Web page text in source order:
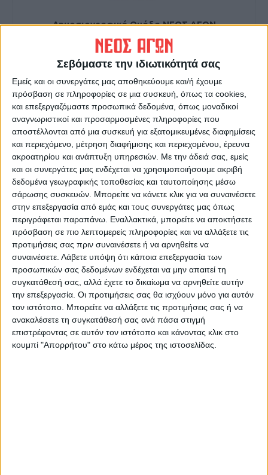
Σεβόμαστε την ιδιωτικότητά σας
Εμείς και οι συνεργάτες μας αποθηκεύουμε και/ή έχουμε
πρόσβαση σε πληροφορίες σε μια συσκευή, όπως τα cookies,
και επεξεργαζόμαστε προσωπικά δεδομένα, όπως μοναδικοί
αναγνωριστικοί και προσαρμοσμένες πληροφορίες που
αποστέλλονται από μια συσκευή για εξατομικευμένες διαφημίσεις
και περιεχόμενο, μέτρηση διαφήμισης και περιεχομένου, έρευνα
ακροατηρίου και ανάπτυξη υπηρεσιών. Με την άδειά σας, εμείς
και οι συνεργάτες μας ενδέχεται να χρησιμοποιήσουμε ακριβή
δεδομένα γεωγραφικής τοποθεσίας και ταυτοποίησης μέσω
σάρωσης συσκευών. Μπορείτε να κάνετε κλικ για να συναινέσετε
στην επεξεργασία από εμάς και τους συνεργάτες μας όπως
περιγράφεται παραπάνω. Εναλλακτικά, μπορείτε να αποκτήσετε
πρόσβαση σε πιο λεπτομερείς πληροφορίες και να αλλάξετε τις
προτιμήσεις σας πριν συναινέσετε ή να αρνηθείτε να
συναινέσετε. Λάβετε υπόψη ότι κάποια επεξεργασία των
προσωπικών σας δεδομένων ενδέχεται να μην απαιτεί τη
συγκατάθεσή σας, αλλά έχετε το δικαίωμα να αρνηθείτε αυτήν
την επεξεργασία. Οι προτιμήσεις σας θα ισχύουν μόνο για αυτόν
τον ιστότοπο. Μπορείτε να αλλάξετε τις προτιμήσεις σας ή να
ανακαλέσετε τη συγκατάθεσή σας ανά πάσα στιγμή
επιστρέφοντας σε αυτόν τον ιστότοπο και κάνοντας κλικ στο
κουμπί "Απορρήτου" στο κάτω μέρος της ιστοσελίδας.
Δημοσιογραφική Ομάδα ΝΕΟΣ ΑΓΩΝ
https://neosagon.gr
Η Αρχαιότερη Καθημερινή Πρωινή Εφημερίδα της Καρδίτσας
ΠΑΡΟΜΟΙΑ ΑΡΘΡΑ
ΚΑΡΔΙΤΣΑ
Κρούσμα του ιού του Δυτικού Νείλου στην